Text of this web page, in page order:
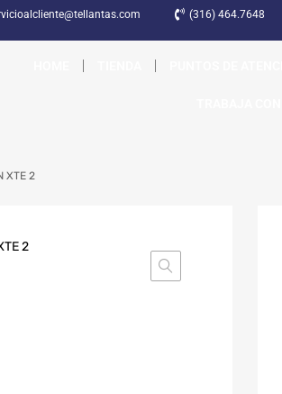
(316) 464.7648
XTE 2